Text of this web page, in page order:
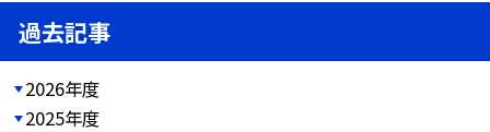
過去記事
2026年度
2025年度